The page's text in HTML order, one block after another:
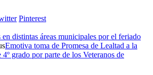
Pinterest
distintas áreas municipales por el feriado
Emotiva toma de Promesa de Lealtad a la
grado por parte de los Veteranos de